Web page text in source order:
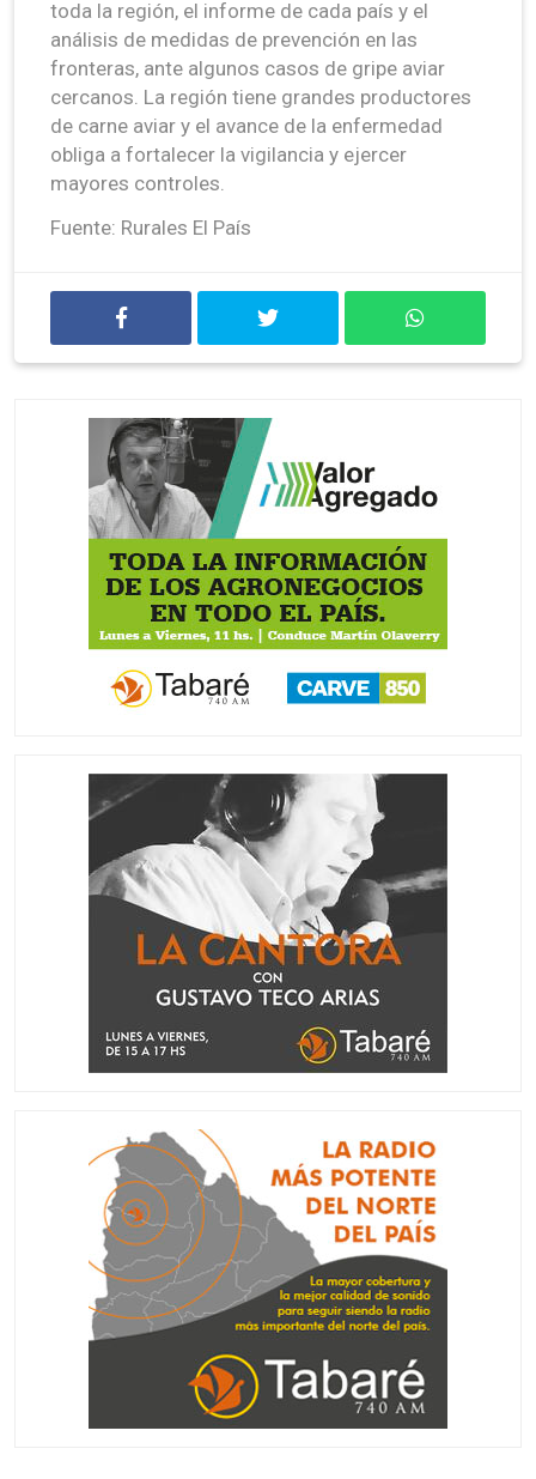
toda la región, el informe de cada país y el
análisis de medidas de prevención en las
fronteras, ante algunos casos de gripe aviar
cercanos. La región tiene grandes productores
de carne aviar y el avance de la enfermedad
obliga a fortalecer la vigilancia y ejercer
mayores controles.
Fuente: Rurales El País